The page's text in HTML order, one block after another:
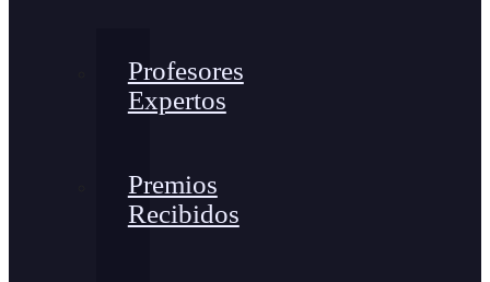
Profesores
Expertos
Premios
Recibidos